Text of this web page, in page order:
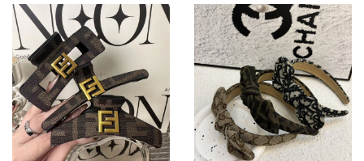
いピン 2枚セット
在感抜群